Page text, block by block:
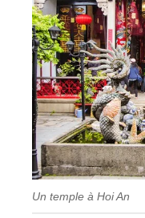
Un temple à Hoi An